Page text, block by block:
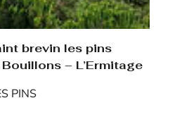
brevin les pins
– L’Ermitage
PINS